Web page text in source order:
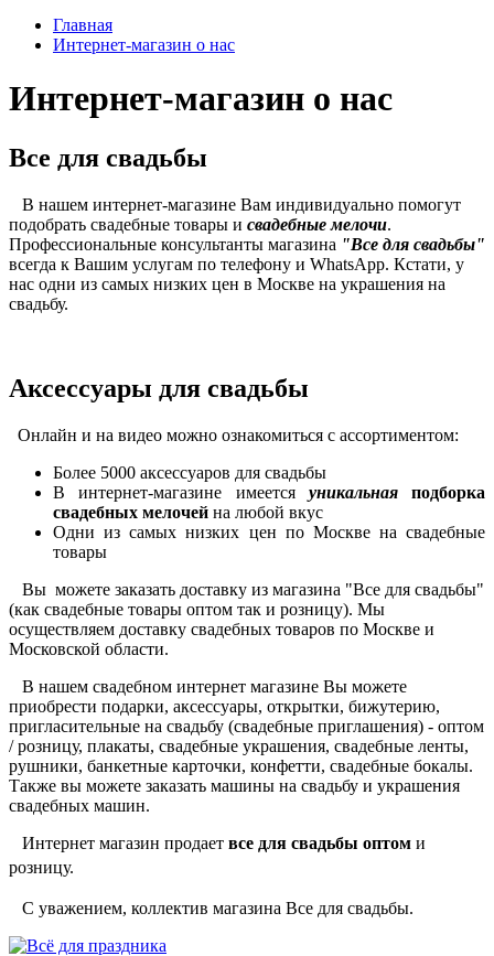
Главная
Интернет-магазин о нас
Интернет-магазин о нас
Все для свадьбы
В нашем интернет-магазине Вам индивидуально помогут
подобрать свадебные товары и свадебные мелочи.
Профессиональные консультанты магазина "Все для свадьбы"
всегда к Вашим услугам по телефону и WhatsApp. Кстати, у
нас одни из самых низких цен в Москве на украшения на
свадьбу.
Аксессуары для свадьбы
Онлайн и на видео можно ознакомиться с ассортиментом:
Более 5000 аксессуаров для свадьбы
В интернет-магазине имеется уникальнаяподборка
свадебных мелочей на любой вкус
Одни из самых низких цен по Москве на свадебные
товары
Вы можете заказать доставку из магазина "Все для свадьбы"
(как свадебные товары оптом так и розницу). Мы
осуществляем доставку свадебных товаров по Москве и
Московской области.
В нашем свадебном интернет магазине Вы можете
приобрести подарки, аксессуары, открытки, бижутерию,
пригласительные на свадьбу (свадебные приглашения) - оптом
/ розницу, плакаты, свадебные украшения, свадебные ленты,
рушники, банкетные карточки, конфетти, свадебные бокалы.
Также вы можете заказать машины на свадьбу и украшения
свадебных машин.
Интернет магазин продает все для свадьбы оптом и
розницу.
С уважением, коллектив магазина Все для свадьбы.